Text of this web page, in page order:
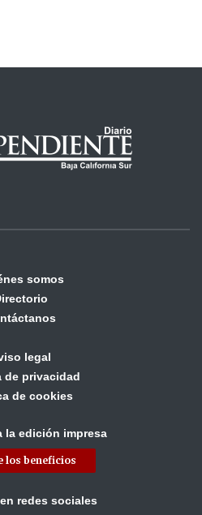
somos
legal
de privacidad
de cookies
la edición impresa
los beneficios
redes sociales